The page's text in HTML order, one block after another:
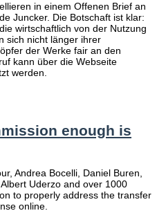
in einem Offenen Brief an
Juncker. Die Botschaft ist klar:
wirtschaftlich von der Nutzung
sich nicht länger ihrer
der Werke fair an den
kann über die Webseite
werden.
enough is
Andrea Bocelli, Daniel Buren,
Uderzo and over 1000
to properly address the transfer
online.